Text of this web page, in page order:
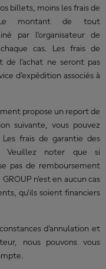
billets, moins les frais de
Le montant de tout
par l'organisateur de
cas. Les frais de
de l'achat ne seront pas
d'expédition associés à
propose un report de
suivante, vous pouvez
frais de garantie des
Veuillez noter que si
pas de remboursement
n'est en aucun cas
qu'ils soient financiers
d'annulation et
nous pouvons vous